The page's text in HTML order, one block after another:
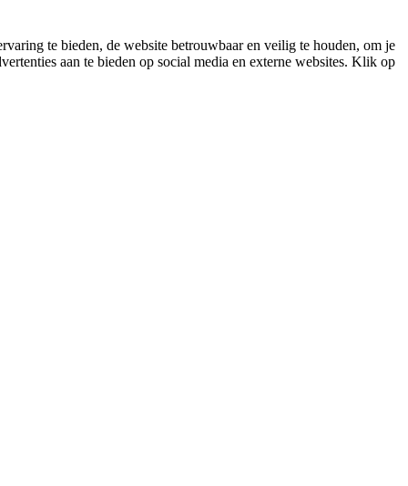
te bieden, de website betrouwbaar en veilig te houden, om je
aan te bieden op social media en externe websites. Klik op